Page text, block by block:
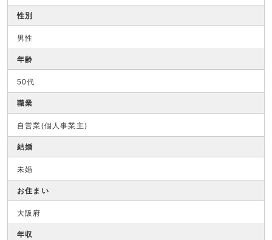
性別
男性
年齢
50代
職業
自営業(個人事業主)
結婚
未婚
お住まい
大阪府
年収